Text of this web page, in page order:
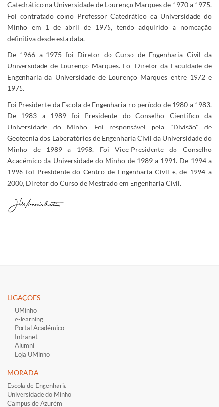
Catedrático na Universidade de Lourenço Marques de 1970 a 1975.
Foi contratado como Professor Catedrático da Universidade do
Minho em 1 de abril de 1975, tendo adquirido a nomeação
definitiva desde esta data.
De 1966 a 1975 foi Diretor do Curso de Engenharia Civil da
Universidade de Lourenço Marques. Foi Diretor da Faculdade de
Engenharia da Universidade de Lourenço Marques entre 1972 e
1975.
Foi Presidente da Escola de Engenharia no período de 1980 a 1983.
De 1983 a 1989 foi Presidente do Conselho Científico da
Universidade do Minho. Foi responsável pela "Divisão" de
Geotecnia dos Laboratórios de Engenharia Civil da Universidade do
Minho de 1989 a 1998. Foi Vice-Presidente do Conselho
Académico da Universidade do Minho de 1989 a 1991. De 1994 a
1998 foi Presidente do Centro de Engenharia Civil e, de 1994 a
2000, Diretor do Curso de Mestrado em Engenharia Civil.
LIGAÇÕES​
UMinho
e-learning
Portal Académico
Intranet
Alumni
Loja UMinho
MORADA
Escola de Engenharia
Universidade do Minho
Campus de Azurém